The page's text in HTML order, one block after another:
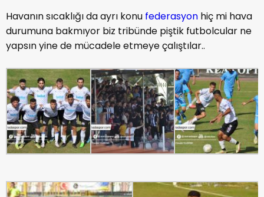
Havanın sıcaklığı da ayrı konu federasyon hiç mi hava
durumuna bakmıyor biz tribünde piştik futbolcular ne
yapsın yine de mücadele etmeye çalıştılar..